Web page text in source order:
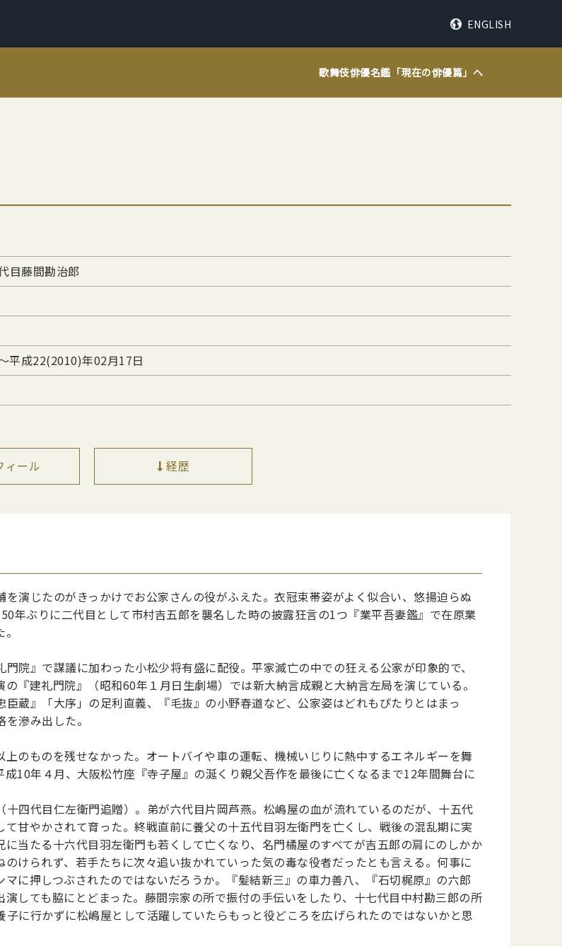
ENGLISH
歌舞伎俳優名鑑「現在の俳優篇」へ
目藤間勘治郎
平成22(2010)年02月17日
ィール 経歴
演じたのがきっかけでお公家さんの役がふえた。衣冠束帯姿がよく似合い、悠揚迫らぬ
年ぶりに二代目として市村吉五郎を襲名した時の披露狂言の1つ『業平吾妻鑑』で在原業
院』で謀議に加わった小松少将有盛に配役。平家滅亡の中での狂える公家が印象的で、
『建礼門院』（昭和60年１月日生劇場）では新大納言成親と大納言左局を演じている。
蔵』「大序」の足利直義、『毛抜』の小野春道など、公家姿はどれもぴたりとはまっ
滲み出した。
のものを残せなかった。オートバイや車の運転、機械いじりに熱中するエネルギーを舞
10年４月、大阪松竹座『寺子屋』の涎くり親父吾作を最後に亡くなるまで12年間舞台に
四代目仁左衛門追贈）。弟が六代目片岡芦燕。松嶋屋の血が流れているのだが、十五代
甘やかされて育った。終戦直前に養父の十五代目羽左衛門を亡くし、戦後の混乱期に実
当たる十六代目羽左衛門も若くして亡くなり、名門橘屋のすべてが吉五郎の肩にのしかか
けられず、若手たちに次々追い抜かれていった気の毒な役者だったとも言える。何事に
に押しつぶされたのではないだろうか。『髪結新三』の車力善八、『石切梶原』の六郎
しても脇にとどまった。藤間宗家の所で振付の手伝いをしたり、十七代目中村勘三郎の所
に行かずに松嶋屋として活躍していたらもっと役どころを広げられたのではないかと思